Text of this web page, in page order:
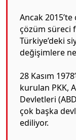
Ancak
çözüm süreci
Türkiye’deki
değişimlere
28 Kasım
kurulan PKK,
Devletleri
çok başka
ediliyor.